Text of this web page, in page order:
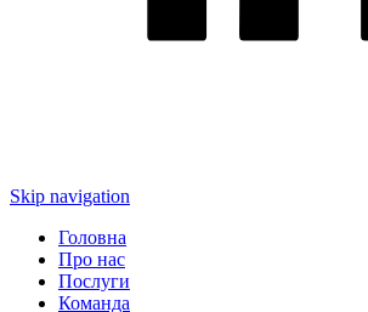
Skip navigation
Головна
Про нас
Послуги
Команда